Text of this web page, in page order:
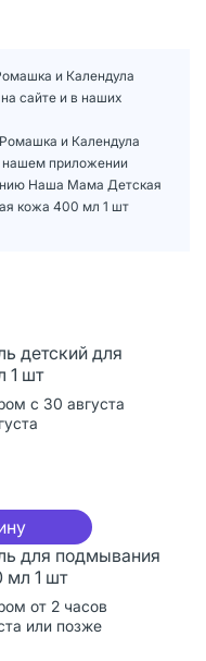
и Календула
сайте и в наших
и Календула
приложении
Наша Мама Детская
кожа 400 мл 1 шт
детский для
1 шт
с 30 августа
для подмывания
мл 1 шт
от 2 часов
или позже